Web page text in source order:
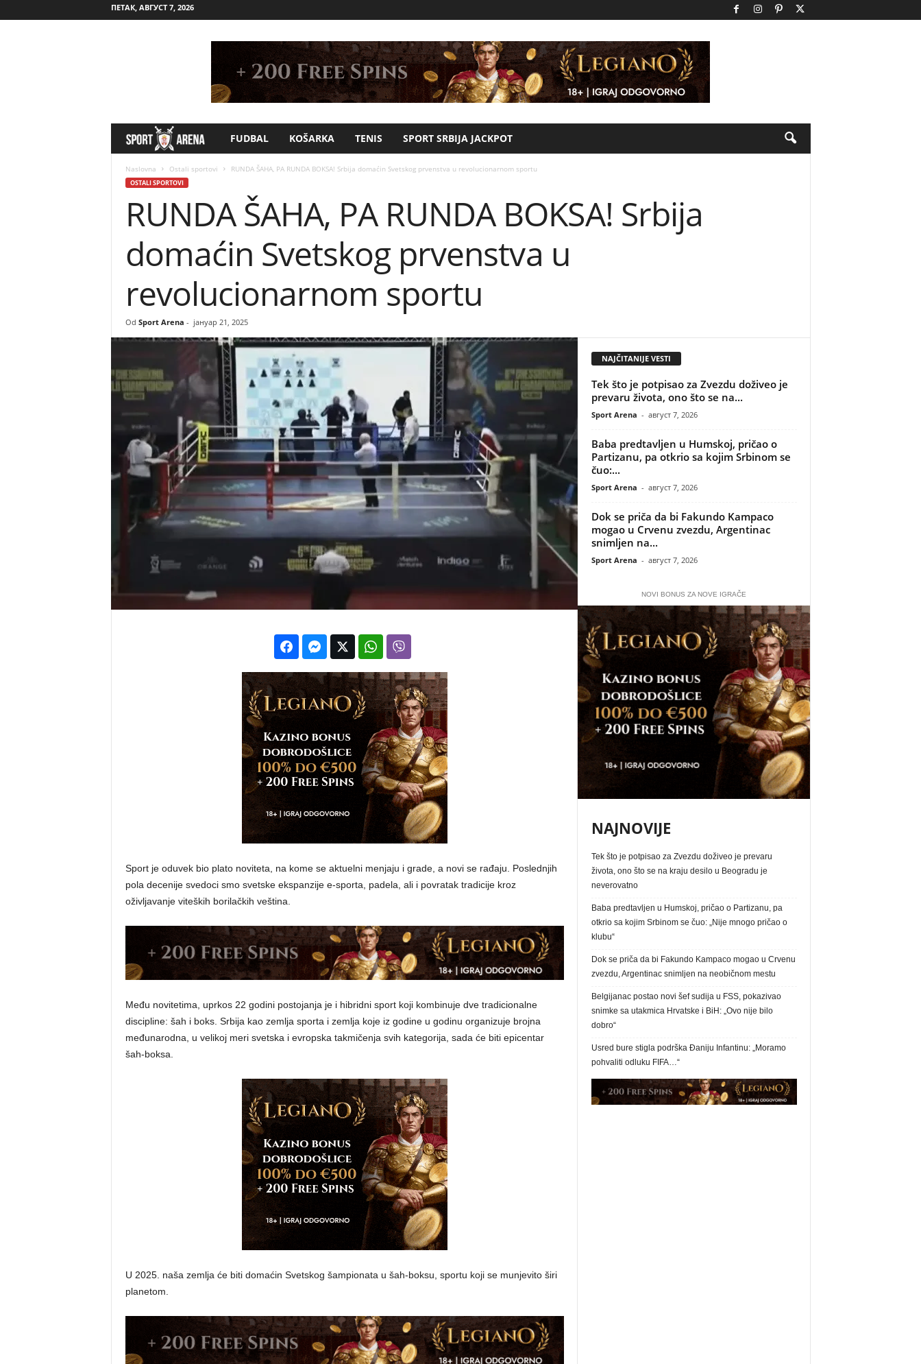
ПЕТАК, АВГУСТ 7, 2026
p
A
r
e
FUDBAL KOŠARKA TENIS SPORT SRBIJA JACKPOT
Naslovna Ostali sportovi RUNDA ŠAHA, PA RUNDA BOKSA! Srbija domaćin Svetskog prvenstva u revolucionarnom sportu
OSTALI SPORTOVI
RUNDA ŠAHA, PA RUNDA BOKSA! Srbija
domaćin Svetskog prvenstva u
revolucionarnom sportu
Od Sport Arena - јануар 21, 2025
Sport je oduvek bio plato noviteta, na kome se aktuelni menjaju i grade, a novi se rađaju. Poslednjih
pola decenije svedoci smo svetske ekspanzije e-sporta, padela, ali i povratak tradicije kroz
oživljavanje viteških borilačkih veština.
Među novitetima, uprkos 22 godini postojanja je i hibridni sport koji kombinuje dve tradicionalne
discipline: šah i boks. Srbija kao zemlja sporta i zemlja koje iz godine u godinu organizuje brojna
međunarodna, u velikoj meri svetska i evropska takmičenja svih kategorija, sada će biti epicentar
šah-boksa.
U 2025. naša zemlja će biti domaćin Svetskog šampionata u šah-boksu, sportu koji se munjevito širi
planetom.
NAJČITANIJE VESTI
Tek što je potpisao za Zvezdu doživeo je
prevaru života, ono što se na...
Sport Arena - август 7, 2026
Baba predtavljen u Humskoj, pričao o
Partizanu, pa otkrio sa kojim Srbinom se
čuo:...
Sport Arena - август 7, 2026
Dok se priča da bi Fakundo Kampaco
mogao u Crvenu zvezdu, Argentinac
snimljen na...
Sport Arena - август 7, 2026
NOVI BONUS ZA NOVE IGRAČE
NAJNOVIJE
Tek što je potpisao za Zvezdu doživeo je prevaru
života, ono što se na kraju desilo u Beogradu je
neverovatno
Baba predtavljen u Humskoj, pričao o Partizanu, pa
otkrio sa kojim Srbinom se čuo: „Nije mnogo pričao o
klubu“
Dok se priča da bi Fakundo Kampaco mogao u Crvenu
zvezdu, Argentinac snimljen na neobičnom mestu
Belgijanac postao novi šef sudija u FSS, pokazivao
snimke sa utakmica Hrvatske i BiH: „Ovo nije bilo
dobro“
Usred bure stigla podrška Đaniju Infantinu: „Moramo
pohvaliti odluku FIFA…“